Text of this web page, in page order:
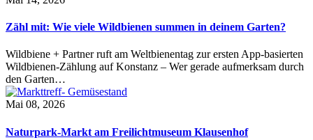
Zähl mit: Wie viele Wildbienen summen in deinem Garten?
Wildbiene + Partner ruft am Weltbienentag zur ersten App-basierten
Wildbienen-Zählung auf Konstanz – Wer gerade aufmerksam durch
den Garten…
Mai 08, 2026
Naturpark-Markt am Freilichtmuseum Klausenhof